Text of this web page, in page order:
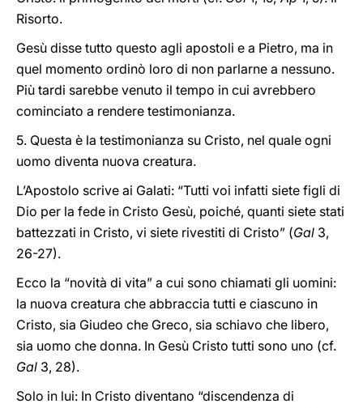
Risorto.
Gesù disse tutto questo agli apostoli e a Pietro, ma in
quel momento ordinò loro di non parlarne a nessuno.
Più tardi sarebbe venuto il tempo in cui avrebbero
cominciato a rendere testimonianza.
5. Questa è la testimonianza su Cristo, nel quale ogni
uomo diventa nuova creatura.
L’Apostolo scrive ai Galati: “Tutti voi infatti siete figli di
Dio per la fede in Cristo Gesù, poiché, quanti siete stati
battezzati in Cristo, vi siete rivestiti di Cristo” (Gal 3,
26-27).
Ecco la “novità di vita” a cui sono chiamati gli uomini:
la nuova creatura che abbraccia tutti e ciascuno in
Cristo, sia Giudeo che Greco, sia schiavo che libero,
sia uomo che donna. In Gesù Cristo tutti sono uno (cf.
Gal 3, 28).
Solo in lui: In Cristo diventano “discendenza di